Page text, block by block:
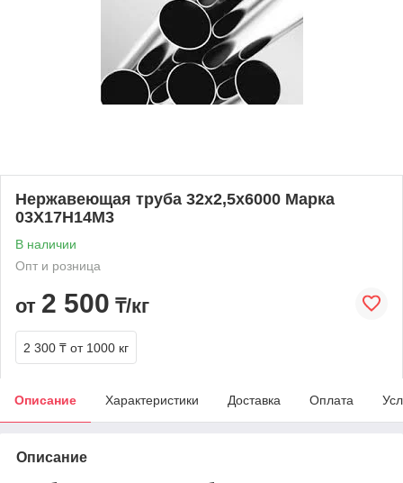
Нержавеющая труба 32х2,5х6000 Марка
03Х17Н14М3
В наличии
Опт и розница
от 2 500 ₸/кг
2 300 ₸ от 1000 кг
Описание Характеристики Доставка Оплата
Описание